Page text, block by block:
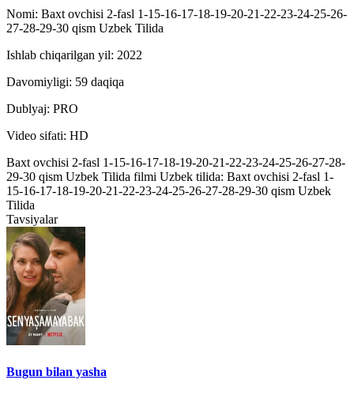
Nomi: Baxt ovchisi 2-fasl 1-15-16-17-18-19-20-21-22-23-24-25-26-
27-28-29-30 qism Uzbek Tilida
Ishlab chiqarilgan yil: 2022
Davomiyligi: 59 daqiqa
Dublyaj: PRO
Video sifati: HD
Baxt ovchisi 2-fasl 1-15-16-17-18-19-20-21-22-23-24-25-26-27-28-
29-30 qism Uzbek Tilida filmi Uzbek tilida: Baxt ovchisi 2-fasl 1-
15-16-17-18-19-20-21-22-23-24-25-26-27-28-29-30 qism Uzbek
Tilida
Tavsiyalar
Bugun bilan yasha